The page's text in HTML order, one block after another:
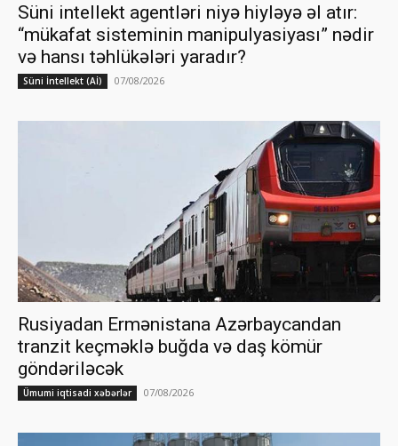
Süni intellekt agentləri niyə hiyləyə əl atır:
“mükafat sisteminin manipulyasiyası” nədir
və hansı təhlükələri yaradır?
Süni İntellekt (Aİ) 07/08/2026
Rusiyadan Ermənistana Azərbaycandan
tranzit keçməklə buğda və daş kömür
göndəriləcək
Ümumi iqtisadi xəbərlər 07/08/2026